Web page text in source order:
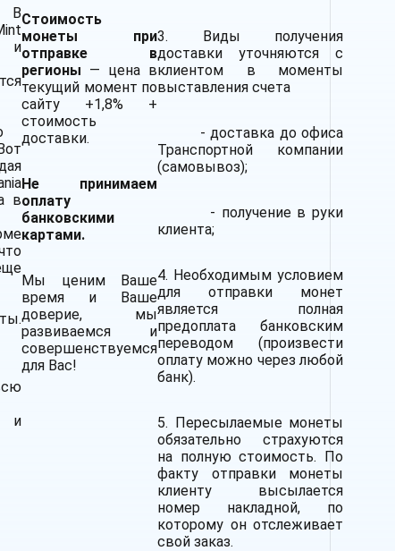
В
и
в
и
Стоимость
монеты при
отправке в
регионы — цена в
текущий момент по
сайту +1,8% +
стоимость
доставки.
Не принимаем
оплату
банковскими
картами.
Мы ценим Ваше
время и Ваше
доверие, мы
развиваемся и
совершенствуемся
для Вас!
3. Виды получения
доставки уточняются с
клиентом в моменты
выставления счета
- доставка до офиса
Транспортной компании
(самовывоз);
- получение в руки
клиента;
4. Необходимым условием
для отправки монет
является полная
предоплата банковским
переводом (произвести
оплату можно через любой
банк).
5. Пересылаемые монеты
обязательно страхуются
на полную стоимость. По
факту отправки монеты
клиенту высылается
номер накладной, по
которому он отслеживает
свой заказ.